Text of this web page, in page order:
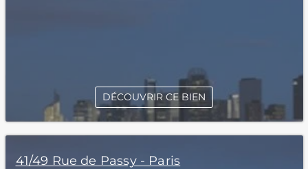
DÉCOUVRIR CE BIEN
41/49 Rue de Passy - Paris